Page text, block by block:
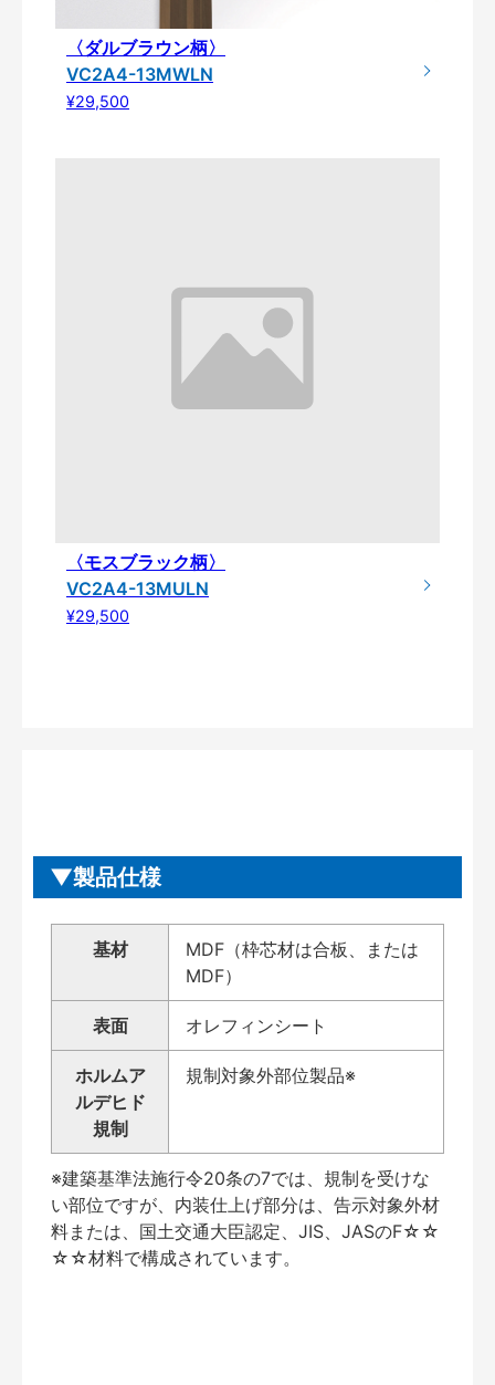
〈ダルブラウン柄〉
VC2A4-13MWLN
¥29,500
〈モスブラック柄〉
VC2A4-13MULN
¥29,500
製品仕様
基材
MDF（枠芯材は合板、または
MDF）
表面 オレフィンシート
ホルムア
ルデヒド
規制
規制対象外部位製品※
※建築基準法施行令20条の7では、規制を受けな
い部位ですが、内装仕上げ部分は、告示対象外材
料または、国土交通大臣認定、JIS、JASのF☆☆
☆☆材料で構成されています。